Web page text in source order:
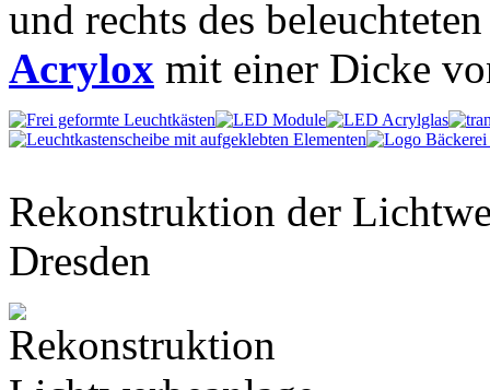
und rechts des
Acrylox mit einer Dicke
Rekonstruktion der
Dresden